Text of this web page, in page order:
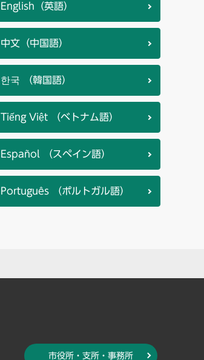
English（英語）
中文（中国語）
한국 （韓国語）
Tiếng Việt （ベトナム語）
Español （スペイン語）
Português （ポルトガル語）
市役所・支所・事務所